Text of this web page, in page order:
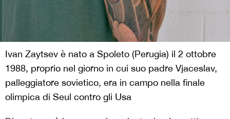
Ivan Zaytsev è nato a Spoleto (Perugia) il 2 ottobre
1988, proprio nel giorno in cui suo padre Vjaceslav,
palleggiatore sovietico, era in campo nella finale
olimpica di Seul contro gli Usa